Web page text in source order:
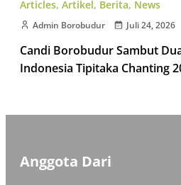
Articles, Artikel, Berita, News
Admin Borobudur Juli 24, 2026
Candi Borobudur Sambut
Indonesia Tipitaka Chanting
Anggota Dari